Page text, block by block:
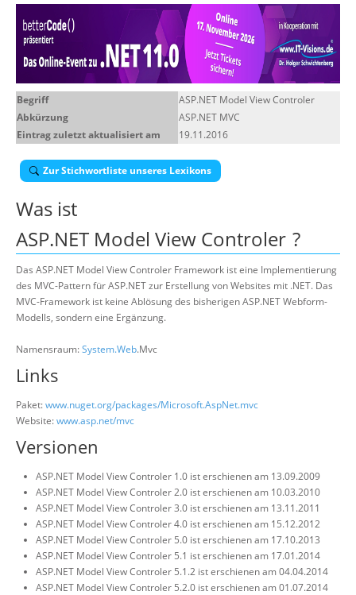
Offene Seminare
Wissen
Über uns
Begriff
ASP.NET Model View Controler
Abkürzung
ASP.NET MVC
Eintrag zuletzt aktualisiert am
19.11.2016
Zur Stichwortliste unseres Lexikons
Was ist
ASP.NET Model View Controler ?
Das ASP.NET Model View Controler Framework ist eine Implementierung
des MVC-Pattern für ASP.NET zur Erstellung von Websites mit .NET. Das
MVC-Framework ist keine Ablösung des bisherigen ASP.NET Webform-
Modells, sondern eine Ergänzung.
Namensraum:System.Web.Mvc
Links
Paket:www.nuget.org/packages/Microsoft.AspNet.mvc
Website:www.asp.net/mvc
Versionen
ASP.NET Model View Controler 1.0 ist erschienen am 13.09.2009
ASP.NET Model View Controler 2.0 ist erschienen am 10.03.2010
ASP.NET Model View Controler 3.0 ist erschienen am 13.11.2011
ASP.NET Model View Controler 4.0 ist erschienen am 15.12.2012
ASP.NET Model View Controler 5.0 ist erschienen am 17.10.2013
ASP.NET Model View Controler 5.1 ist erschienen am 17.01.2014
ASP.NET Model View Controler 5.1.2 ist erschienen am 04.04.2014
ASP.NET Model View Controler 5.2.0 ist erschienen am 01.07.2014